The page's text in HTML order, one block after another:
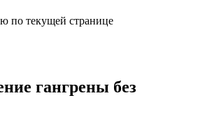
по текущей странице
гангрены без